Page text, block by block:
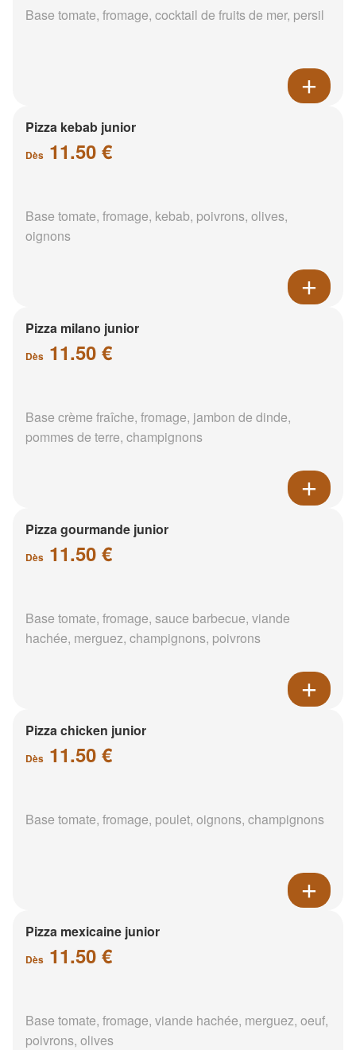
Base tomate, fromage, cocktail de fruits de mer, persil
Pizza kebab junior
Dès 11.50 €
Base tomate, fromage, kebab, poivrons, olives,
oignons
Pizza milano junior
Dès 11.50 €
Base crème fraîche, fromage, jambon de dinde,
pommes de terre, champignons
Pizza gourmande junior
Dès 11.50 €
Base tomate, fromage, sauce barbecue, viande
hachée, merguez, champignons, poivrons
Pizza chicken junior
Dès 11.50 €
Base tomate, fromage, poulet, oignons, champignons
Pizza mexicaine junior
Dès 11.50 €
Base tomate, fromage, viande hachée, merguez, oeuf,
poivrons, olives